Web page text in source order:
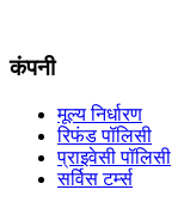
कंपनी
मूल्य निर्धारण
रिफंड पॉलिसी
प्राइवेसी पॉलिसी
सर्विस टर्म्स